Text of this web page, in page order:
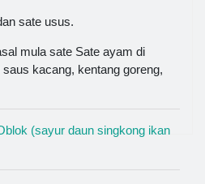
sate usus.
mula sate Sate ayam di
kacang, kentang goreng,
(sayur daun singkong ikan